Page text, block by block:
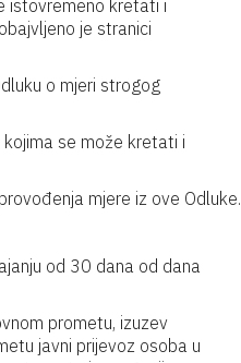
istovremeno kretati i
je stranici
o mjeri strogog
se može kretati i
mjere iz ove Odluke.
od 30 dana od dana
prometu, izuzev
javni prijevoz osoba u